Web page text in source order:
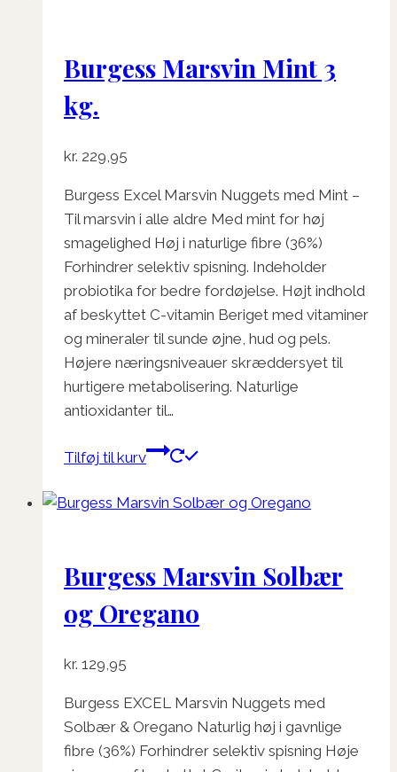
Burgess Marsvin Mint 3
kg.
kr. 229,95
Burgess Excel Marsvin Nuggets med Mint –
Til marsvin i alle aldre Med mint for høj
smagelighed Høj i naturlige fibre (36%)
Forhindrer selektiv spisning. Indeholder
probiotika for bedre fordøjelse. Højt indhold
af beskyttet C-vitamin Beriget med vitaminer
og mineraler til sunde øjne, hud og pels.
Højere næringsniveauer skræddersyet til
hurtigere metabolisering. Naturlige
antioxidanter til…
Tilføj til kurv
Burgess Marsvin Solbær
og Oregano
kr. 129,95
Burgess EXCEL Marsvin Nuggets med
Solbær & Oregano Naturlig høj i gavnlige
fibre (36%) Forhindrer selektiv spisning Høje